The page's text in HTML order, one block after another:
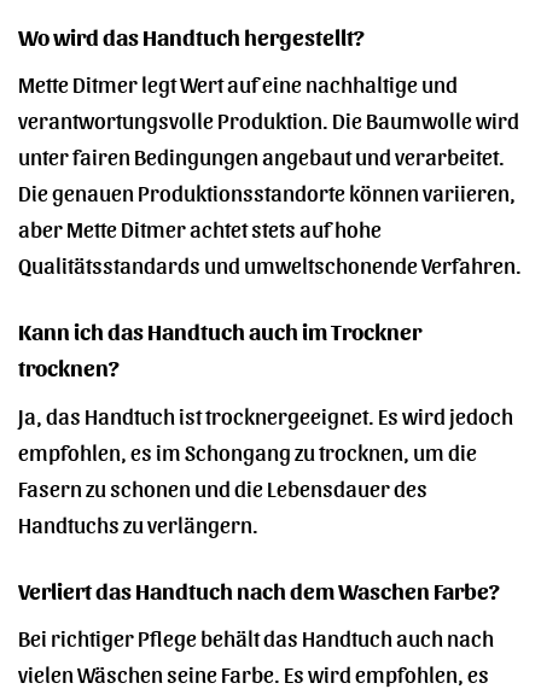
Wo wird das Handtuch hergestellt?
Mette Ditmer legt Wert auf eine nachhaltige und
verantwortungsvolle Produktion. Die Baumwolle wird
unter fairen Bedingungen angebaut und verarbeitet.
Die genauen Produktionsstandorte können variieren,
aber Mette Ditmer achtet stets auf hohe
Qualitätsstandards und umweltschonende Verfahren.
Kann ich das Handtuch auch im Trockner
trocknen?
Ja, das Handtuch ist trocknergeeignet. Es wird jedoch
empfohlen, es im Schongang zu trocknen, um die
Fasern zu schonen und die Lebensdauer des
Handtuchs zu verlängern.
Verliert das Handtuch nach dem Waschen Farbe?
Bei richtiger Pflege behält das Handtuch auch nach
vielen Wäschen seine Farbe. Es wird empfohlen, es